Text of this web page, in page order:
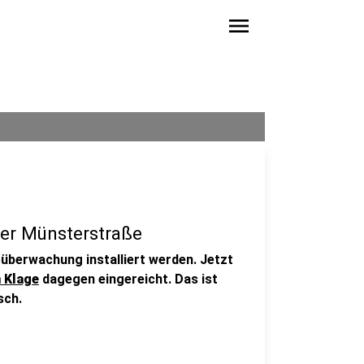
menu
Münsterstraße
installiert werden. Jetzt
Klage dagegen eingereicht. Das ist